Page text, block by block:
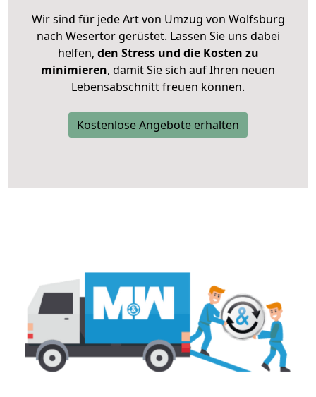
Wir sind für jede Art von Umzug von Wolfsburg
nach Wesertor gerüstet. Lassen Sie uns dabei
helfen, den Stress und die Kosten zu
minimieren, damit Sie sich auf Ihren neuen
Lebensabschnitt freuen können.
Kostenlose Angebote erhalten